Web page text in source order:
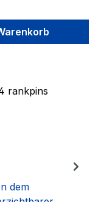
rankpins
dem